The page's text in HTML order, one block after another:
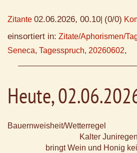
Zitante 02.06.2026, 00.10 (0/0)
einsortiert in: Zitate/Aphorismen/
Seneca, Tagesspruch, 20260602,
Heute,
Bauernweisheit/Wetterregel
Kalter
bringt Wein und Honig